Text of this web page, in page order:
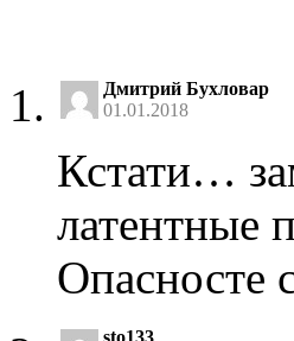
Дмитрий Бухловар
01.01.2018
Кстати…
латентные
Опасносте
sto133